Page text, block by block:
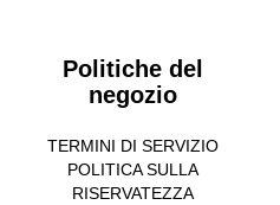
Politiche del
negozio
TERMINI DI SERVIZIO
POLITICA SULLA
RISERVATEZZA